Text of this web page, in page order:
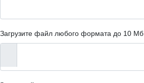
Загрузите файл любого формата до 10 Мб